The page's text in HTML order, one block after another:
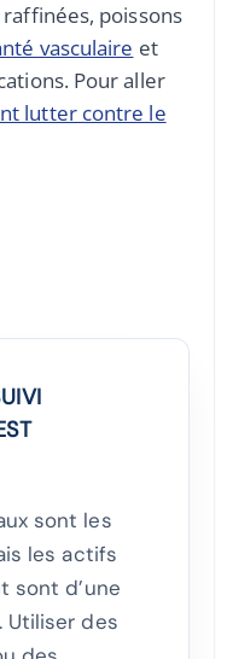
poissons
vasculaire et
Pour aller
lutter contre le
sont les
les actifs
sont d’une
Utiliser des